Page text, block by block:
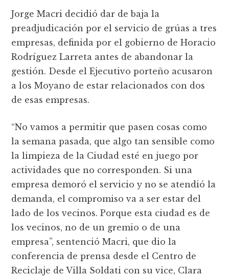
Jorge Macri decidió dar de baja la
preadjudicación por el servicio de grúas a tres
empresas, definida por el gobierno de Horacio
Rodríguez Larreta antes de abandonar la
gestión. Desde el Ejecutivo porteño acusaron
a los Moyano de estar relacionados con dos
de esas empresas.
“No vamos a permitir que pasen cosas como
la semana pasada, que algo tan sensible como
la limpieza de la Ciudad esté en juego por
actividades que no corresponden. Si una
empresa demoró el servicio y no se atendió la
demanda, el compromiso va a ser estar del
lado de los vecinos. Porque esta ciudad es de
los vecinos, no de un gremio o de una
empresa”, sentenció Macri, que dio la
conferencia de prensa desde el Centro de
Reciclaje de Villa Soldati con su vice, Clara